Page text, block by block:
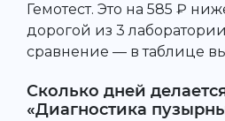
Гемотест. Это на 585 ₽
дорогой из 3
сравнение — в таблице
Сколько дней
«Диагностика